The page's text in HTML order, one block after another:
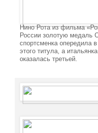
Нино Рота из фильма
России золотую медаль
спортсменка опередила
этого титула, а
оказалась третьей.